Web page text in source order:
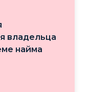
владельца
найма